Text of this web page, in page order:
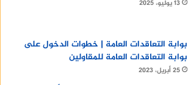
13 يوليو، 2025
بوابة التعاقدات العامة | خطوات الدخول على
بوابة التعاقدات العامة للمقاولين
25 أبريل، 2023